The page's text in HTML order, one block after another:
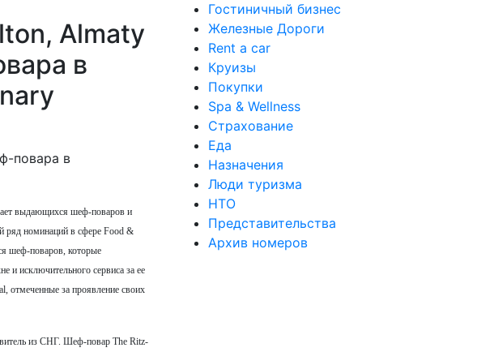
Almaty
в
выдающихся шеф-поваров и
ряд номинаций в сфере Food &
шеф-поваров, которые
и исключительного сервиса за ее
отмеченные за проявление своих
из СНГ. Шеф-повар The Ritz-
Гостиничный бизнес
Железные Дороги
Rent a car
Круизы
Покупки
Spa & Wellness
Страхование
Еда
Назначения
Люди туризма
НТО
Представительства
Архив номеров